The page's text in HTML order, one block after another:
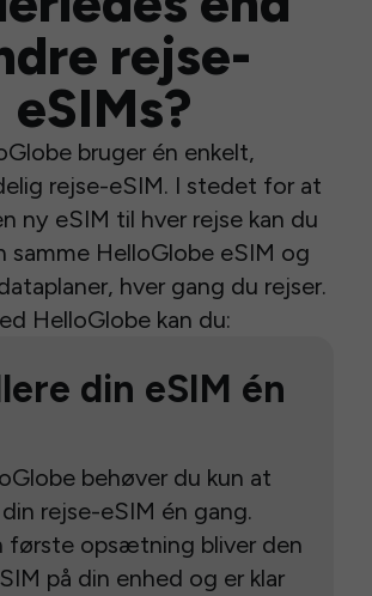
rejse-
eSIMs?
bruger én enkelt,
rejse-eSIM. I stedet for at
ny eSIM til hver rejse kan du
samme HelloGlobe eSIM og
hver gang du rejser.
HelloGlobe kan du:
din eSIM én
behøver du kun at
rejse-eSIM én gang.
første opsætning bliver den
på din enhed og er klar